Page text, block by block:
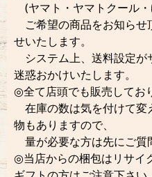
(ヤマト・ヤマトクール
ご希望の商品をお知らせ
せいたします。
システム上、送料設定が
迷惑おかけいたします。
◎全て店頭でも販売してお
在庫の数は気を付けて変
物もありますので、
量が必要な方は先にご質
◎当店からの梱包はリサイ